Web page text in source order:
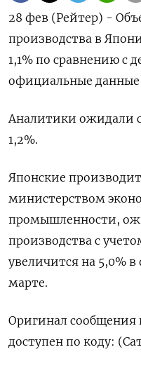
28 фев (Рейтер) -
производства в
1,1% по сравнению с
официальные данные
Аналитики ожидали
1,2%.
Японские
министерством
промышленности,
производства с
увеличится на 5,0%
марте.
Оригинал сообщения
доступен по коду: